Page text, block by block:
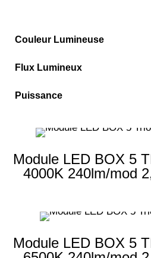
Couleur Lumineuse
Blanc neutre 4000°K
Flux Lumineux
Puissance
Module LED BOX 5
4000K 240lm/mod
Module LED BOX 5